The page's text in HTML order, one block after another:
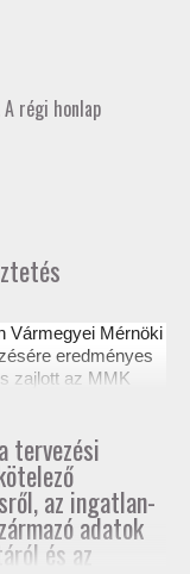
SZABVÁNYOK
A régi honlap
Vármegyei Mérnöki
eredményes
zajlott az MMK
kérdéseiről. A
2015. (XI. 10.)
a
és a jövőben közös
folytatják a
tervezési
az ingatlan-
adatok
és az